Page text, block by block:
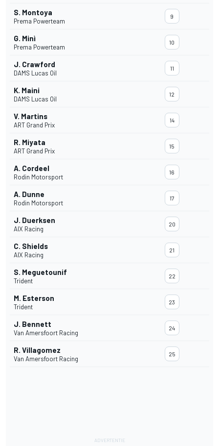
S. Montoya
Prema Powerteam
9
G. Minì
Prema Powerteam
10
J. Crawford
DAMS Lucas Oil
11
K. Maini
DAMS Lucas Oil
12
V. Martins
ART Grand Prix
14
R. Miyata
ART Grand Prix
15
A. Cordeel
Rodin Motorsport
16
A. Dunne
Rodin Motorsport
17
J. Duerksen
AIX Racing
20
C. Shields
AIX Racing
21
S. Meguetounif
Trident
22
M. Esterson
Trident
23
J. Bennett
Van Amersfoort Racing
24
R. Villagomez
Van Amersfoort Racing
25